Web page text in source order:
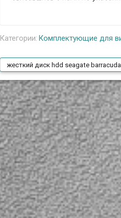
Категории: Комплектующие для
жесткий диск hdd seagate